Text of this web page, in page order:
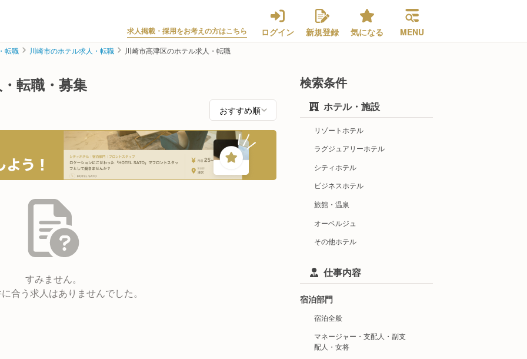
求人掲載・採用をお考えの方はこちら ログイン 新規登録 気になる MENU
転職 川崎市のホテル求人・転職 川崎市高津区のホテル求人・転職
転職・募集
すみません。
合う求人はありませんでした。
検索条件
ホテル・施設
リゾートホテル
ラグジュアリーホテル
シティホテル
ビジネスホテル
旅館・温泉
オーベルジュ
その他ホテル
仕事内容
宿泊部門
宿泊全般
マネージャー・支配人・副支
配人・女将